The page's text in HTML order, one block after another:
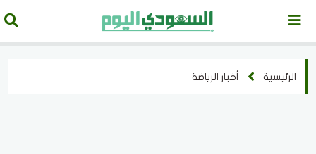
الرئيسية أخبار الرياضة